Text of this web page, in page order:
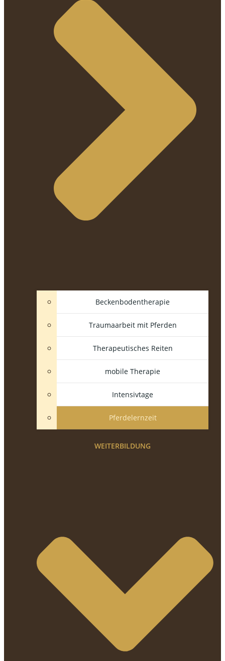
Beckenbodentherapie
Traumaarbeit mit Pferden
Therapeutisches Reiten
mobile Therapie
Intensivtage
Pferdelernzeit
WEITERBILDUNG